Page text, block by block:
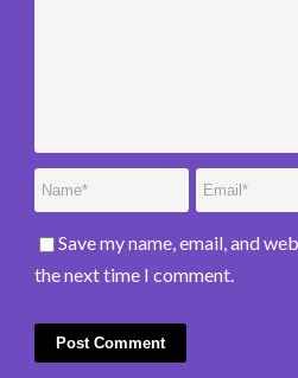
Save my name, email, and
the next time I comment.